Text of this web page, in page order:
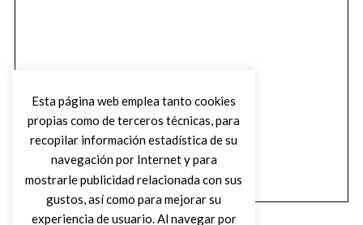
Esta página web emplea tanto cookies
propias como de terceros técnicas, para
recopilar información estadística de su
navegación por Internet y para
mostrarle publicidad relacionada con sus
gustos, así como para mejorar su
experiencia de usuario. Al navegar por